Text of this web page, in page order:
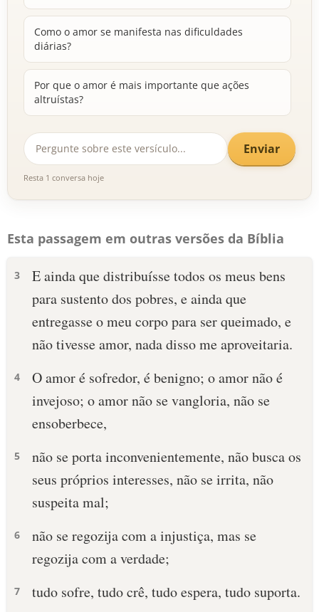
Como o amor se manifesta nas dificuldades
diárias?
Por que o amor é mais importante que ações
altruístas?
Enviar
Resta 1 conversa hoje
Esta passagem em outras versões da Bíblia
3
E ainda que distribuísse todos os meus bens
para sustento dos pobres, e ainda que
entregasse o meu corpo para ser queimado, e
não tivesse amor, nada disso me aproveitaria.
4
O amor é sofredor, é benigno; o amor não é
invejoso; o amor não se vangloria, não se
ensoberbece,
5
não se porta inconvenientemente, não busca os
seus próprios interesses, não se irrita, não
suspeita mal;
6
não se regozija com a injustiça, mas se
regozija com a verdade;
7 tudo sofre, tudo crê, tudo espera, tudo suporta.